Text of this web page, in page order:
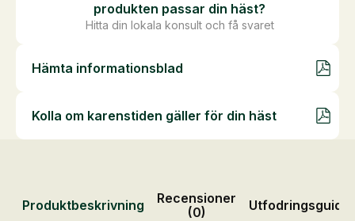
produkten passar din häst?
Hitta din lokala konsult och få svaret
Hämta informationsblad
Kolla om karenstiden gäller för din häst
Produktbeskrivning
Recensioner
(0)
Utfodringsguide